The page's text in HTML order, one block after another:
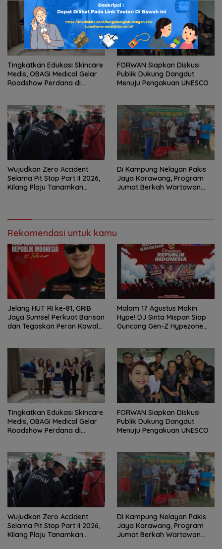
Tingkatkan Edukasi Skincare
Medis, OBAGI Medical Gelar
Roadshow Perdana di
FORWAN Siapkan Diskusi
Publik Dukung Dangdut
Menuju Pengakuan UNESCO
Wujudkan Zero Accident
Selama Pit Stop Part II 2026,
Kilang Plaju Tanamkan
Di Kampung Nelayan Pakis
Jaya Karawang, Program
Jumat Berkah Wartawan
Rekomendasi untuk kamu
Jelang HUT RI ke-81, GRIB
Jaya Sumsel Perkuat Barisan
dan Tegaskan Peran Kawal
Malam 17 Agustus Makin
Hype! DJ Sinta Mispan Siap
Guncang Gen-Z Hypezone
Tingkatkan Edukasi Skincare
Medis, OBAGI Medical Gelar
Roadshow Perdana di
FORWAN Siapkan Diskusi
Publik Dukung Dangdut
Menuju Pengakuan UNESCO
Wujudkan Zero Accident
Selama Pit Stop Part II 2026,
Kilang Plaju Tanamkan
Di Kampung Nelayan Pakis
Jaya Karawang, Program
Jumat Berkah Wartawan